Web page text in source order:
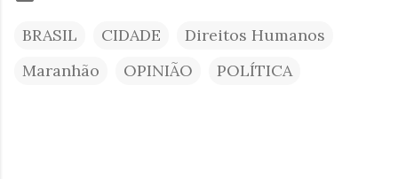
BRASIL CIDADE
Direitos Humanos
Maranhão
OPINIÃO POLÍTICA